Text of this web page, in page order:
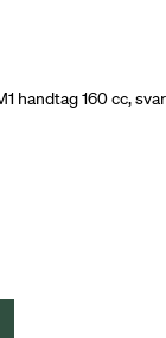
handtag 160 cc,